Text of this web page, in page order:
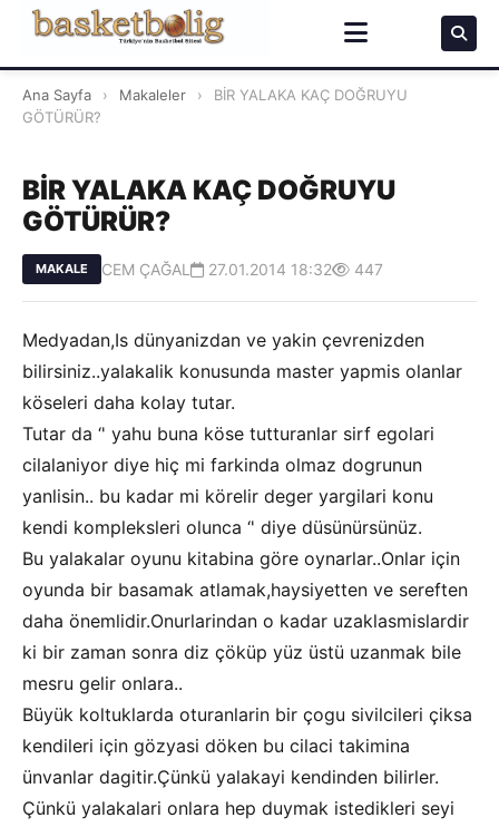
Ana Sayfa › Makaleler ›
BİR YALAKA KAÇ DOĞRUYU
GÖTÜRÜR?
BİR YALAKA KAÇ DOĞRUYU
GÖTÜRÜR?
MAKALE CEM ÇAĞAL 27.01.2014 18:32 447
Medyadan,Is dünyanizdan ve yakin çevrenizden
bilirsiniz..yalakalik konusunda master yapmis olanlar
köseleri daha kolay tutar.
Tutar da ‘' yahu buna köse tutturanlar sirf egolari
cilalaniyor diye hiç mi farkinda olmaz dogrunun
yanlisin.. bu kadar mi körelir deger yargilari konu
kendi kompleksleri olunca ‘' diye düsünürsünüz.
Bu yalakalar oyunu kitabina göre oynarlar..Onlar için
oyunda bir basamak atlamak,haysiyetten ve sereften
daha önemlidir.Onurlarindan o kadar uzaklasmislardir
ki bir zaman sonra diz çöküp yüz üstü uzanmak bile
mesru gelir onlara..
Büyük koltuklarda oturanlarin bir çogu sivilcileri çiksa
kendileri için gözyasi döken bu cilaci takimina
ünvanlar dagitir.Çünkü yalakayi kendinden bilirler.
Çünkü yalakalari onlara hep duymak istedikleri seyi